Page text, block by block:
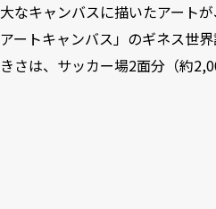
大なキャンバスに描いたアート
アートキャンバス」のギネス世
きさは、サッカー場2面分（約